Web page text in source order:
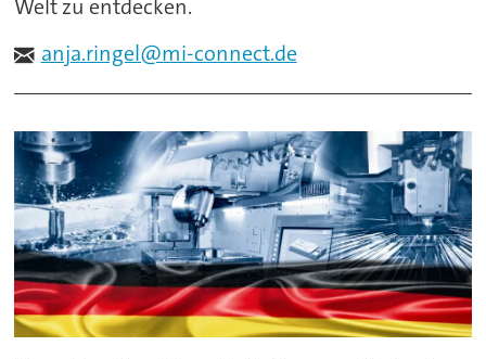
Welt zu entdecken.
anja.ringel@mi-connect.de